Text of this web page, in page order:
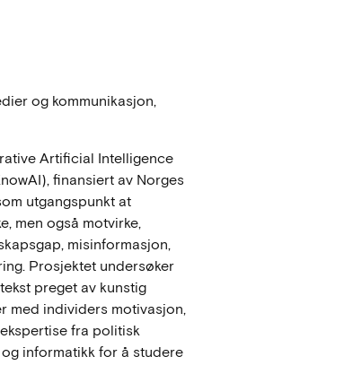
og kommunikasjon,
Artificial Intelligence
finansiert av Norges
utgangspunkt at
men også motvirke,
misinformasjon,
Prosjektet undersøker
preget av kunstig
med individers motivasjon,
fra politisk
informatikk for å studere